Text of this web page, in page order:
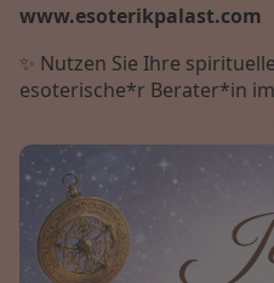
www.esoterikpalast.com
✨ Nutzen Sie Ihre
esoterische*r Berater*in im